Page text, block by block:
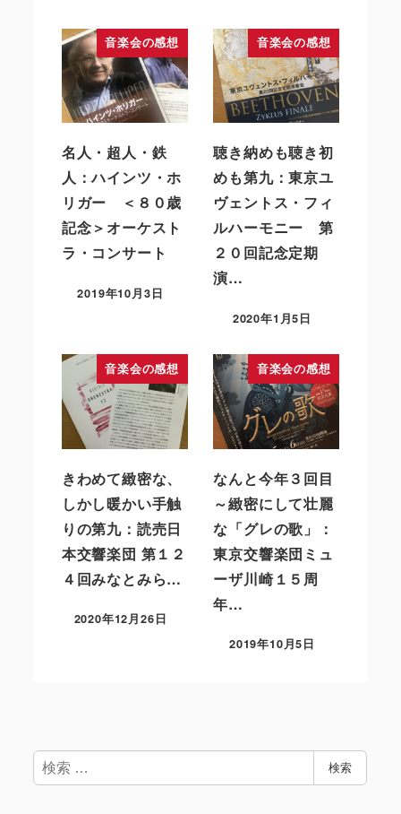
音楽会の感想
名人・超人・鉄
人：ハインツ・ホ
リガー ＜８０歳
記念＞オーケスト
ラ・コンサート
2019年10月3日
音楽会の感想
聴き納めも聴き初
めも第九：東京ユ
ヴェントス・フィ
ルハーモニー 第
２０回記念定期
演…
2020年1月5日
音楽会の感想
きわめて緻密な、
しかし暖かい手触
りの第九：読売日
本交響楽団 第１２
４回みなとみら…
2020年12月26日
音楽会の感想
なんと今年３回目
～緻密にして壮麗
な「グレの歌」：
東京交響楽団ミュ
ーザ川崎１５周
年…
2019年10月5日
検
索
検索